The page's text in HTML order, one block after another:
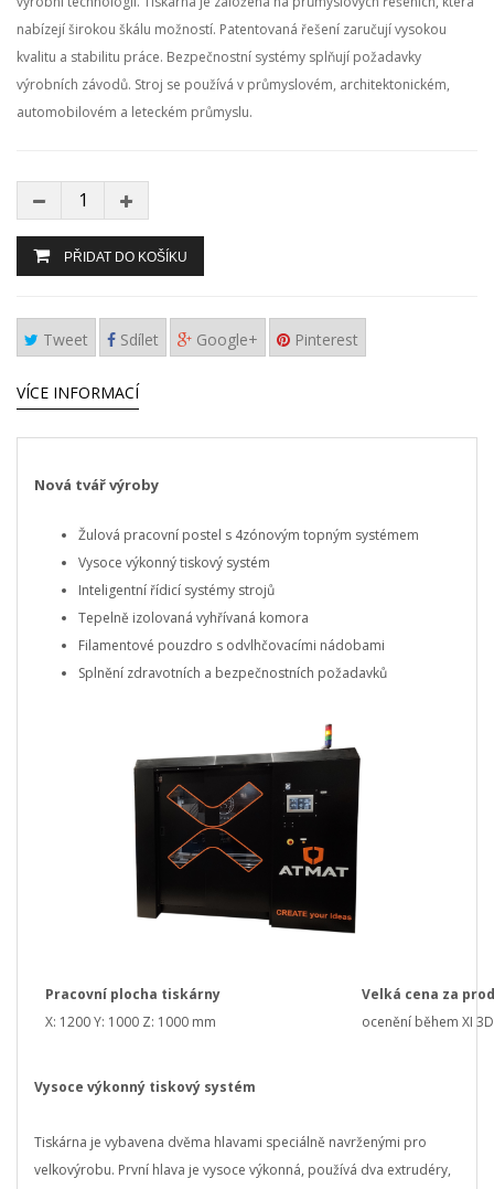
nabízejí širokou škálu možností. Patentovaná řešení zaručují vysokou
kvalitu a stabilitu práce. Bezpečnostní systémy splňují požadavky
výrobních závodů. Stroj se používá v průmyslovém, architektonickém,
automobilovém a leteckém průmyslu.
PŘIDAT DO KOŠÍKU
Tweet Sdílet Google+ Pinterest
VÍCE INFORMACÍ
Nová tvář výroby
Žulová pracovní postel s 4zónovým topným systémem
Vysoce výkonný tiskový systém
Inteligentní řídicí systémy strojů
Tepelně izolovaná vyhřívaná komora
Filamentové pouzdro s odvlhčovacími nádobami
Splnění zdravotních a bezpečnostních požadavků
Pracovní plocha tiskárny
X: 1200 Y: 1000 Z: 1000 mm
Velká cena za
ocenění během XI
Vysoce výkonný tiskový systém
Tiskárna je vybavena dvěma hlavami speciálně navrženými pro
velkovýrobu. První hlava je vysoce výkonná, používá dva extrudéry,